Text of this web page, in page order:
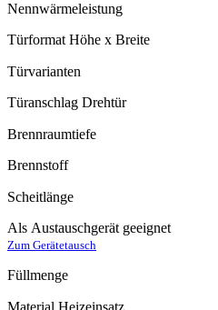
Nennwärmeleistung
Türformat Höhe x Breite
Türvarianten
Türanschlag Drehtür
Brennraumtiefe
Brennstoff
Scheitlänge
Als Austauschgerät geeignet
Zum Gerätetausch
Füllmenge
Material Heizeinsatz